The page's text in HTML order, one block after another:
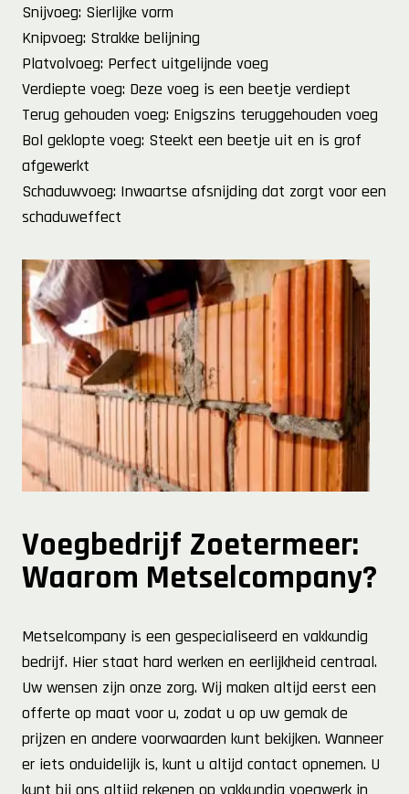
Snijvoeg: Sierlijke vorm
Knipvoeg: Strakke belijning
Platvolvoeg: Perfect uitgelijnde voeg
Verdiepte voeg: Deze voeg is een beetje verdiept
Terug gehouden voeg: Enigszins teruggehouden voeg
Bol geklopte voeg: Steekt een beetje uit en is grof
afgewerkt
Schaduwvoeg: Inwaartse afsnijding dat zorgt voor een
schaduweffect
Voegbedrijf Zoetermeer:
Waarom Metselcompany?
Metselcompany is een gespecialiseerd en vakkundig
bedrijf. Hier staat hard werken en eerlijkheid centraal.
Uw wensen zijn onze zorg. Wij maken altijd eerst een
offerte op maat voor u, zodat u op uw gemak de
prijzen en andere voorwaarden kunt bekijken. Wanneer
er iets onduidelijk is, kunt u altijd contact opnemen. U